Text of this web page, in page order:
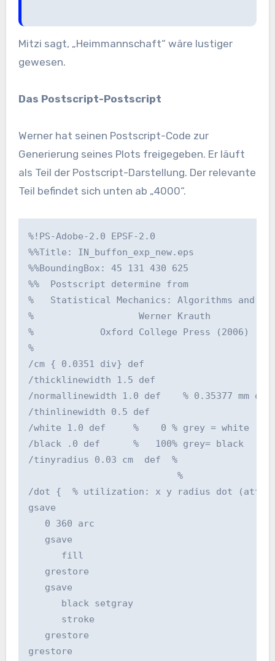
Mitzi sagt, „Heimmannschaft“ wäre lustiger
gewesen.
Das Postscript-Postscript
Werner hat seinen Postscript-Code zur
Generierung seines Plots freigegeben. Er läuft
als Teil der Postscript-Darstellung. Der relevante
Teil befindet sich unten ab „4000“.
%!PS-Adobe-2.0 EPSF-2.0
%%Title: IN_buffon_exp_new.eps
%%BoundingBox: 45 131 430 625
%%  Postscript determine from
%   Statistical Mechanics: Algorithms and
%                   Werner Krauth
%            Oxford College Press (2006)
%
/cm { 0.0351 div} def
/thicklinewidth 1.5 def
/normallinewidth 1.0 def    % 0.35377 mm
/thinlinewidth 0.5 def
/white 1.0 def     %    0 % grey = white
/black .0 def      %   100% grey= black
/tinyradius 0.03 cm  def  %
                           %
/dot {  % utilization: x y radius dot
gsave
   0 360 arc
   gsave
      fill
   grestore
   gsave
      black setgray
      stroke
   grestore
grestore